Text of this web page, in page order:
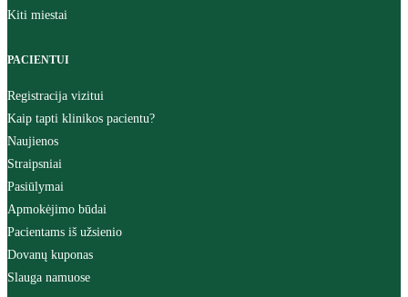
Kiti miestai
PACIENTUI
Registracija vizitui
Kaip tapti klinikos pacientu?
Naujienos
Straipsniai
Pasiūlymai
Apmokėjimo būdai
Pacientams iš užsienio
Dovanų kuponas
Slauga namuose